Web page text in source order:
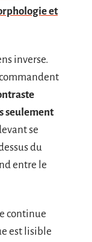
et
inverse.
seulement
se
du
entre le
continue
est lisible